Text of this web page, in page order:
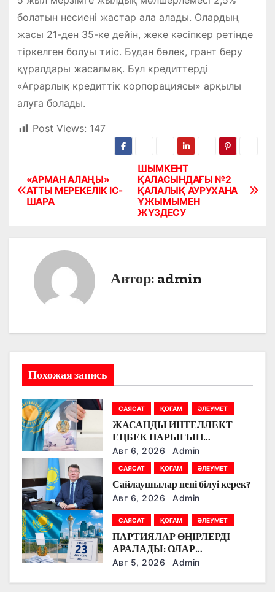
болатын несиені жастар ала алады. Олардың
жасы 21-ден 35-ке дейін, жеке кәсіпкер ретінде
тіркелген болуы тиіс. Бұдан бөлек, грант беру
құралдары жасалмақ. Бұл кредиттерді
«Аграрлық кредиттік корпорациясы» арқылы
алуға болады.
Post Views: 147
Н
а
я
п
о
з
а
п
и
с
я
ШЫМКЕНТ
ҚАЛАСЫНДАҒЫ №2
ҚАЛАЛЫҚ АУРУХАНА
ҰЖЫМЫМЕН
ЖҮЗДЕСУ
«АРМАН АЛАҢЫ»
АТТЫ МЕРЕКЕЛІК ІС-
ШАРА
Автор: admin
Похожая запись
САЯСАТ ҚОҒАМ ӘЛЕУМЕТ
ЖАСАНДЫ ИНТЕЛЛЕКТ
ЕҢБЕК НАРЫҒЫН
ӨЗГЕРТУДЕ: ПАРТИЯЛАР
БІЛІМ БЕРУ МЕН БОЛАШАҚ
МАМАНДЫҚТАРДЫ
ТАЛҚЫЛАДЫ
Авг 6, 2026 Admin
САЯСАТ ҚОҒАМ ӘЛЕУМЕТ
Сайлаушылар нені білуі керек?
Авг 6, 2026 Admin
САЯСАТ ҚОҒАМ ӘЛЕУМЕТ
ПАРТИЯЛАР ӨҢІРЛЕРДІ
АРАЛАДЫ: ОЛАР
ДӘРІГЕРЛЕРМЕН,
ФЕРМЕРЛЕРМЕН ЖӘНЕ
Авг 5, 2026 Admin